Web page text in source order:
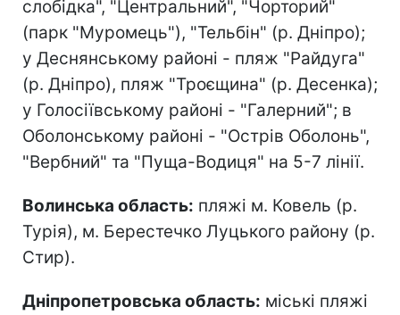
слобідка", "Центральний", "Чорторий"
(парк "Муромець"), "Тельбін" (р. Дніпро);
у Деснянському районі - пляж "Райдуга"
(р. Дніпро), пляж "Троєщина" (р. Десенка);
у Голосіївському районі - "Галерний"; в
Оболонському районі - "Острів Оболонь",
"Вербний" та "Пуща-Водиця" на 5-7 лінії.
Волинська область: пляжі м. Ковель (р.
Турія), м. Берестечко Луцького району (р.
Стир).
Дніпропетровська область: міські пляжі